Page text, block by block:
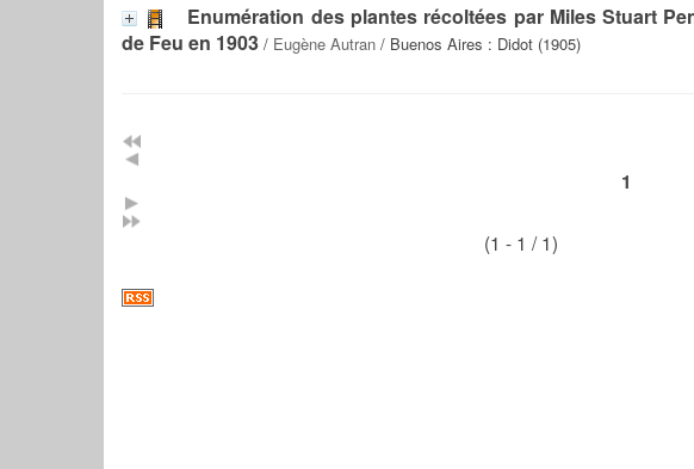
Enumération des plantes récoltées par Miles Stuart
de Feu en 1903 / Eugène Autran / Buenos Aires : Didot (1905)
1
(1 - 1 / 1)